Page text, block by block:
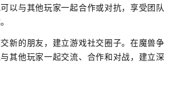
以与其他玩家一起合作或对抗，享受团队
新的朋友，建立游戏社交圈子。在魔兽争
其他玩家一起交流、合作和对战，建立深